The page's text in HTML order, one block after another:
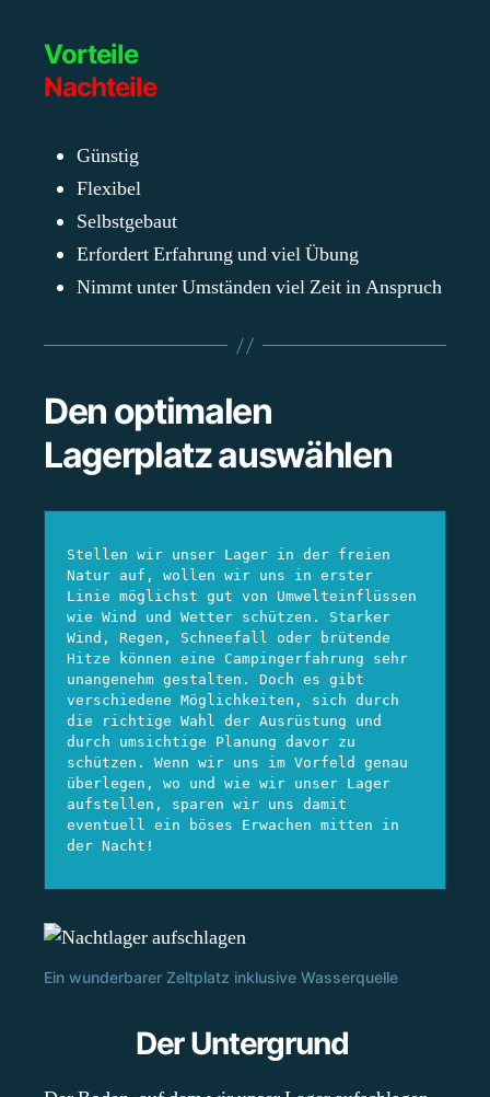
Vorteile
Nachteile
Günstig
Flexibel
Selbstgebaut
Erfordert Erfahrung und viel Übung
Nimmt unter Umständen viel Zeit in Anspruch
Den optimalen
Lagerplatz auswählen
Stellen wir unser Lager in der freien
Natur auf, wollen wir uns in erster
Linie möglichst gut von Umwelteinflüssen
wie Wind und Wetter schützen. Starker
Wind, Regen, Schneefall oder brütende
Hitze können eine Campingerfahrung sehr
unangenehm gestalten. Doch es gibt
verschiedene Möglichkeiten, sich durch
die richtige Wahl der Ausrüstung und
durch umsichtige Planung davor zu
schützen. Wenn wir uns im Vorfeld genau
überlegen, wo und wie wir unser Lager
aufstellen, sparen wir uns damit
eventuell ein böses Erwachen mitten in
der Nacht!
Ein wunderbarer Zeltplatz inklusive Wasserquelle
Der Untergrund